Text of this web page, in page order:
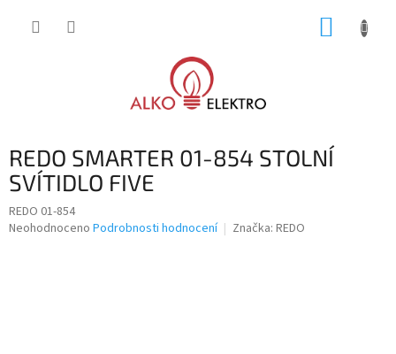
REDO SMARTER 01-854 STOLNÍ
SVÍTIDLO FIVE
REDO 01-854
Průměrné
Neohodnoceno Podrobnosti hodnocení Značka: REDO